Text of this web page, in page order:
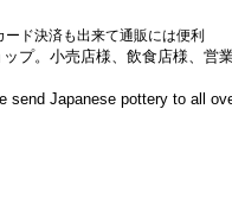
ード決済も出来て通販には便利
プ。小売店様、飲食店様、営
send Japanese pottery to all